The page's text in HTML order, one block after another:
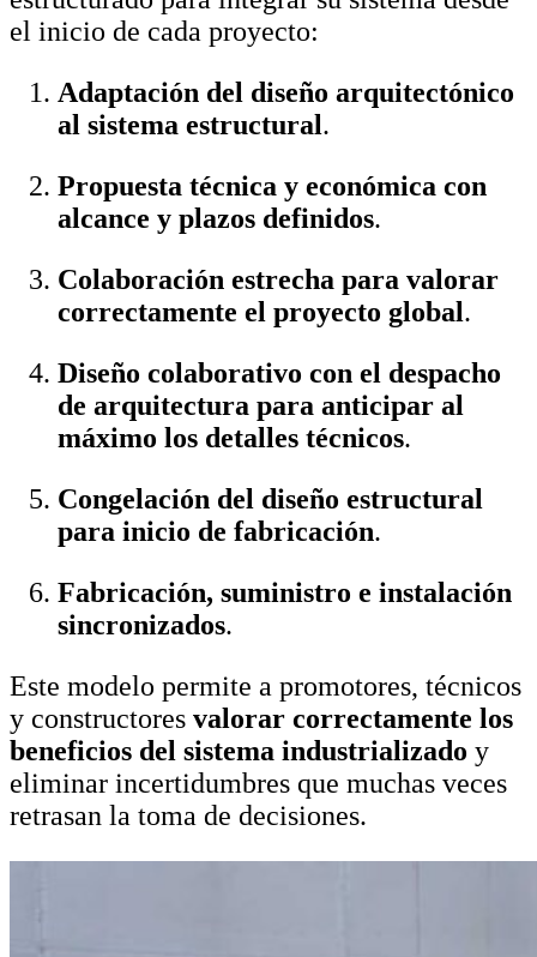
el inicio de cada proyecto:
Adaptación del diseño arquitectónico
al sistema estructural.
Propuesta técnica y económica con
alcance y plazos definidos.
Colaboración estrecha para valorar
correctamente el proyecto global.
Diseño colaborativo con el despacho
de arquitectura para anticipar al
máximo los detalles técnicos.
Congelación del diseño estructural
para inicio de fabricación.
Fabricación, suministro e instalación
sincronizados.
Este modelo permite a promotores, técnicos
y constructores valorar correctamente los
beneficios del sistema industrializado y
eliminar incertidumbres que muchas veces
retrasan la toma de decisiones.